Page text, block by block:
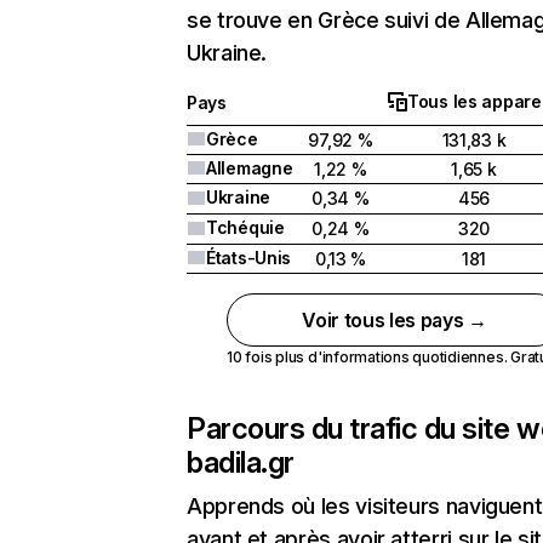
se trouve en Grèce suivi de
Ukraine.
Pays
Tous les
Grèce
97,92 %
131,83 k
Allemagne
1,22 %
1,65 k
Ukraine
0,34 %
456
Tchéquie
0,24 %
320
États-Unis
0,13 % 181
Voir tous les pays →
10 fois plus d'informations quotidiennes.
Parcours du trafic du site
badila.gr
Apprends où les visiteurs naviguent